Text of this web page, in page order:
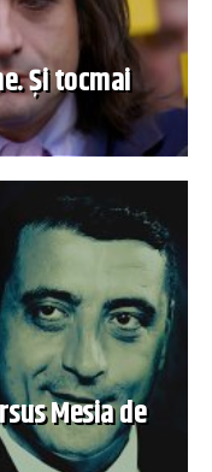
Și tocmai
Mesia de